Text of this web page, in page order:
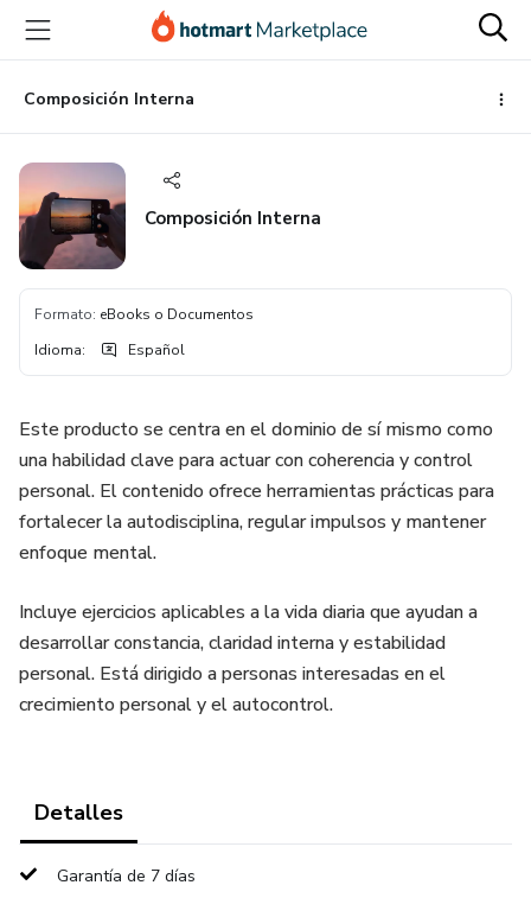
principal
página
de
página
Composición Interna
Composición Interna
Formato: eBooks o Documentos
Idioma: Español
Este producto se centra en el dominio de sí mismo como
una habilidad clave para actuar con coherencia y control
personal. El contenido ofrece herramientas prácticas para
fortalecer la autodisciplina, regular impulsos y mantener
enfoque mental.
Incluye ejercicios aplicables a la vida diaria que ayudan a
desarrollar constancia, claridad interna y estabilidad
personal. Está dirigido a personas interesadas en el
crecimiento personal y el autocontrol.
Detalles
Garantía de 7 días